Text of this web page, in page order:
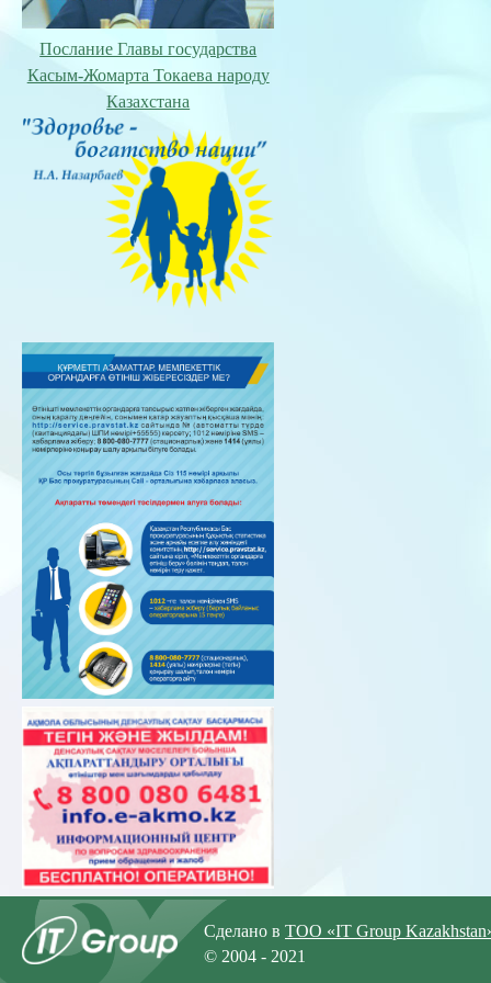
Послание Главы государства
Касым-Жомарта Токаева народу
Казахстана
Сделано в ТОО «IT Group
© 2004 - 2021